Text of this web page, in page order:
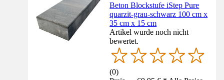
Beton Blockstufe iStep Pure
quarzit-grau-schwarz 100 cm x
35 cm x 15 cm
Artikel wurde noch nicht
bewertet.
(0)